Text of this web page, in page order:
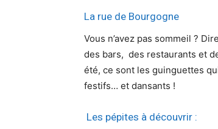
La rue de Bourgogne
Vous n’avez pas sommeil ?
des bars, des restaurants et
été, ce sont les guinguettes
festifs… et dansants !
Les pépites à découvrir :